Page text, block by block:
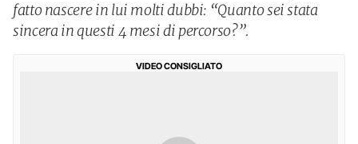
fatto nascere in lui molti dubbi: “Quanto sei stata
sincera in questi 4 mesi di percorso?”.
VIDEO CONSIGLIATO